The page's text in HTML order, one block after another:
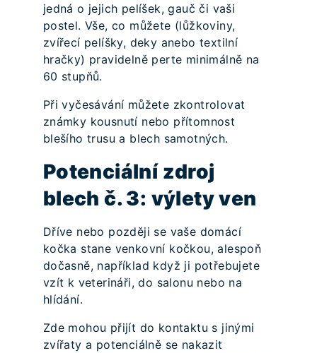
jedná o jejich pelíšek, gauč či vaši
postel. Vše, co můžete (lůžkoviny,
zvířecí pelíšky, deky anebo textilní
hračky) pravidelně perte minimálně na
60 stupňů.
Při vyčesávání můžete zkontrolovat
známky kousnutí nebo přítomnost
blešího trusu a blech samotných.
Potenciální zdroj
blech č. 3: výlety ven
Dříve nebo později se vaše domácí
kočka stane venkovní kočkou, alespoň
dočasně, například když ji potřebujete
vzít k veterináři, do salonu nebo na
hlídání.
Zde mohou přijít do kontaktu s jinými
zvířaty a potenciálně se nakazit